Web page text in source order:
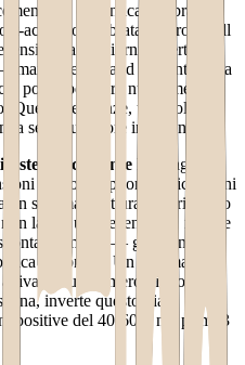
ha dimenticato il brand.
acquisto calibrata — cross-sell
a 14 giorni, offerta di
mantiene il brand presente nella
potrebbe avere nuovamente
sequenze, una volta
senza ulteriore intervento.
La maggior
in modo opportunistico: ogni
un sistema strutturato. Il risultato
lascia una recensione, mentre
— generando un
del brand. Un sistema di
a un numero di giorni
inverte questo bias
positive del 40-60% nei primi 3